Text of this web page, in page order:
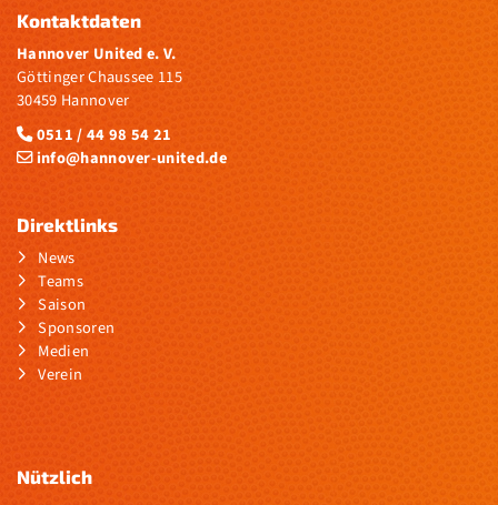
Kontaktdaten
Hannover United e. V.
Göttinger Chaussee 115
30459 Hannover
0511 / 44 98 54 21
info@hannover-united.de
Direktlinks
News
Teams
Saison
Sponsoren
Medien
Verein
Nützlich